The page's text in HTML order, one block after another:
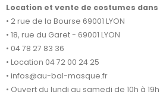
Location et vente de costumes
• 2 rue de la Bourse 69001 LYON
• 18, rue du Garet - 69001 LYON
• 04 78 27 83 36
• Location 04 72 00 24 25
• infos@au-bal-masque.fr
• Ouvert du lundi au samedi de 10h à 19h.